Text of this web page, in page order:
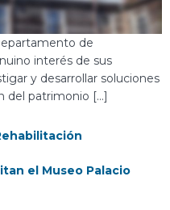
de
interés de sus
y desarrollar soluciones
del patrimonio […]
el Museo Palacio